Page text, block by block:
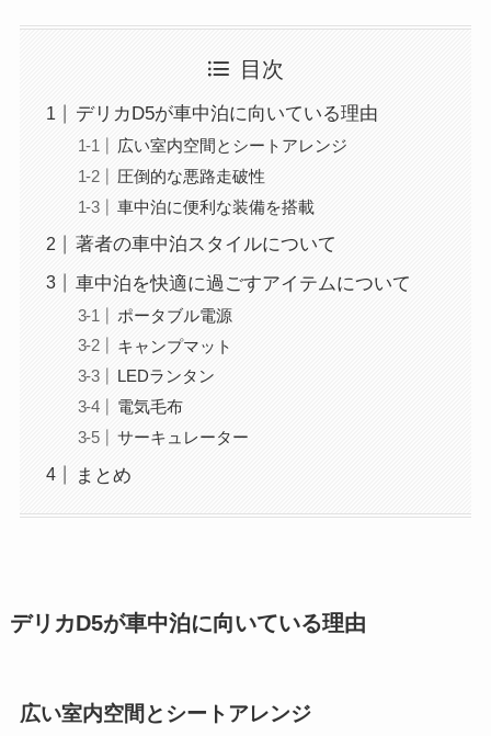
目次
デリカD5が車中泊に向いている理由
広い室内空間とシートアレンジ
圧倒的な悪路走破性
車中泊に便利な装備を搭載
著者の車中泊スタイルについて
車中泊を快適に過ごすアイテムについて
ポータブル電源
キャンプマット
LEDランタン
電気毛布
サーキュレーター
まとめ
デリカD5が車中泊に向いている理由
広い室内空間とシートアレンジ